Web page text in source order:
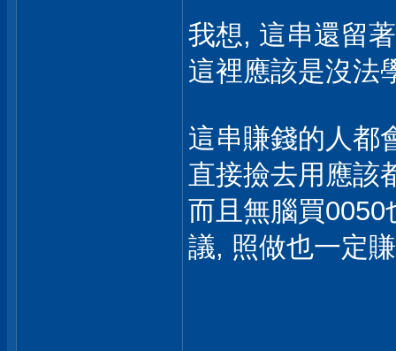
我想, 這串還留
這裡應該是沒法
這串賺錢的人都
直接撿去用應該
而且無腦買
議, 照做也一定